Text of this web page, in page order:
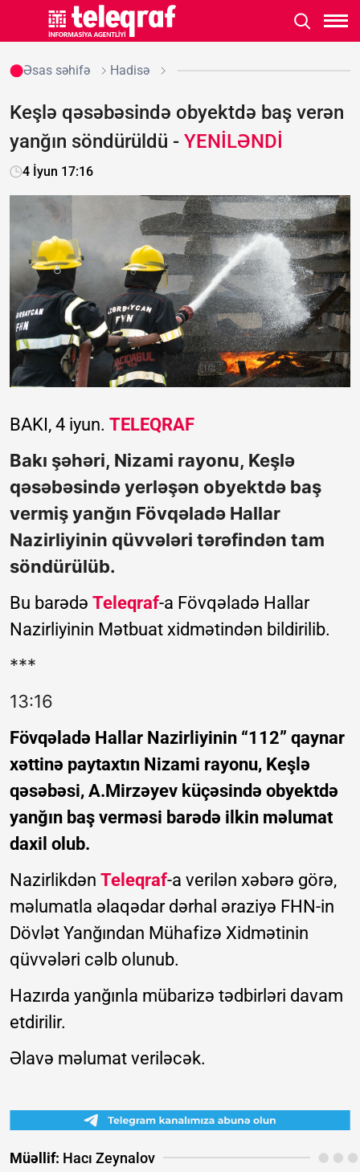
Əsas səhifə Hadisə
Keşlə qəsəbəsində obyektdə baş verən
yanğın söndürüldü - YENİLƏNDİ
4 İyun 17:16
BAKI, 4 iyun. TELEQRAF
Bakı şəhəri, Nizami rayonu, Keşlə
qəsəbəsində yerləşən obyektdə baş
vermiş yanğın Fövqəladə Hallar
Nazirliyinin qüvvələri tərəfindən tam
söndürülüb.
Bu barədə Teleqraf-a Fövqəladə Hallar
Nazirliyinin Mətbuat xidmətindən bildirilib.
***
13:16
Fövqəladə Hallar Nazirliyinin “112” qaynar
xəttinə paytaxtın Nizami rayonu, Keşlə
qəsəbəsi, A.Mirzəyev küçəsində obyektdə
yanğın baş verməsi barədə ilkin məlumat
daxil olub.
Nazirlikdən Teleqraf-a verilən xəbərə görə,
məlumatla əlaqədar dərhal əraziyə FHN-in
Dövlət Yanğından Mühafizə Xidmətinin
qüvvələri cəlb olunub.
Hazırda yanğınla mübarizə tədbirləri davam
etdirilir.
Əlavə məlumat veriləcək.
Müəllif: Hacı Zeynalov